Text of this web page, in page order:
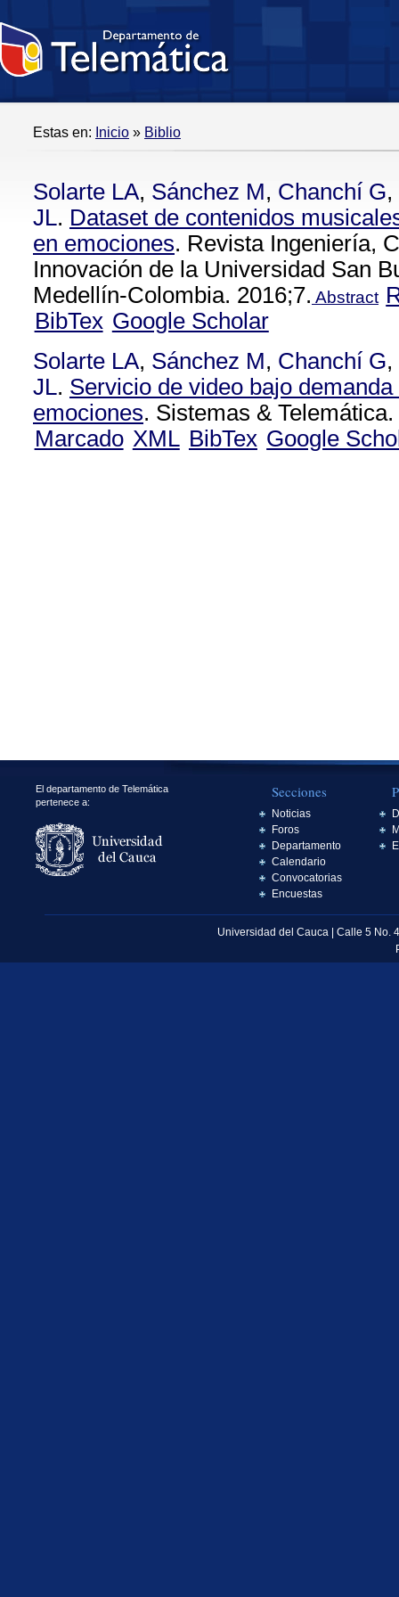
Estas en: Inicio » Biblio
Solarte LA, Sánchez M, Chanchí G,
JL. Dataset de contenidos
en emociones. Revista Ingeniería,
Innovación de la Universidad San
Medellín-Colombia. 2016;7. Abstract
BibTex Google Scholar
Solarte LA, Sánchez M, Chanchí G,
JL. Servicio de video bajo
emociones. Sistemas &
Marcado XML BibTex Google
El departamento de Telemática
pertenece a:
Secciones
Noticias
Foros
Departamento
Calendario
Convocatorias
Encuestas
Universidad del Cauca | Calle 5 No.